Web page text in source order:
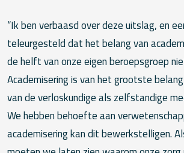
“Ik ben verbaasd over deze uitslag, en
teleurgesteld dat het belang van
de helft van onze eigen beroepsgroep
Academisering is van het grootste
van de verloskundige als zelfstandige
We hebben behoefte aan
academisering kan dit bewerkstelligen.